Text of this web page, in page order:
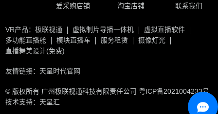
VR产品：极联视通 虚拟制片导播一体机
虚拟直播软件
多功能直播舱
模块直播车 服务租赁
摄像灯光
直播舞美设计(免费)
友情链接： 天呈时代官网
© 版权所有 广州极联视通科技有限责任公司粤ICP备2021004233号
技术支持：天呈汇
爱采购店铺 淘宝店铺 联系我们